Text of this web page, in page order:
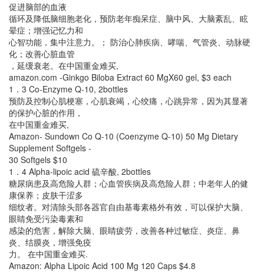
促进脑部的血液
循环及降低脑细胞老化，预防老年痴呆症、脑中风、大脑紊乱、眩
晕症；增强记忆力和
心智功能，集中注意力。； 防治心肺疾病、哮喘、气管炎、动脉硬
化；改善心脏血管
，延缓衰老。在中国重金难买,
amazon.com -Ginkgo Biloba Extract 60 MgX60 gel, $3 each
1．3 Co-Enzyme Q-10, 2bottles
预防及控制心肌梗塞，心肌衰竭，心绞痛，心跳异常，因为其显著
的保护心脏的作用，
在中国重金难买,
Amazon- Sundown Co Q-10 (Coenzyme Q-10) 50 Mg Dietary
Supplement Softgels -
30 Softgels $10
1．4 Alpha-lipoic acid 硫辛酸, 2bottles
糖尿病患及高危险人群；心血管疾病及高危险人群；中老年人的健
康保养；皮肤干涩多
细纹者。对清除头部各器官自由基毒素格外有效，可以保护大脑、
眼睛免受污染毒素和
感染的危害，解除大脑、眼睛疲劳，改善各种过敏症、炎症、鼻
炎、结膜炎，增强免疫
力。 在中国重金难买.
Amazon: Alpha Lipoic Acid 100 Mg 120 Caps $4.8